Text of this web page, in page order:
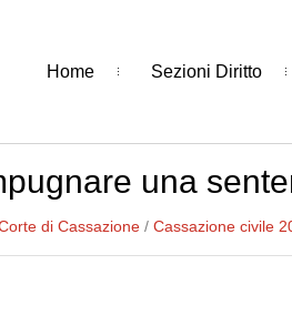
Home Sezioni Diritto
una
di Cassazione / Cassazione civile